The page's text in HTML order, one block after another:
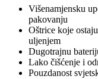
Višenamjensku
pakovanju
Oštrice koje
uljenjem
Dugotrajnu
Lako čišćenje i
Pouzdanost